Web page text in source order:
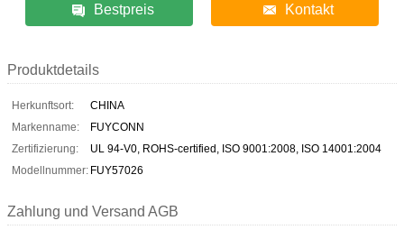
Bestpreis Kontakt
Produktdetails
Herkunftsort:
CHINA
Markenname:
FUYCONN
Zertifizierung:
UL 94-V0, ROHS-certified, ISO 9001:2008, ISO 14001:2004
Modellnummer: FUY57026
Zahlung und Versand AGB